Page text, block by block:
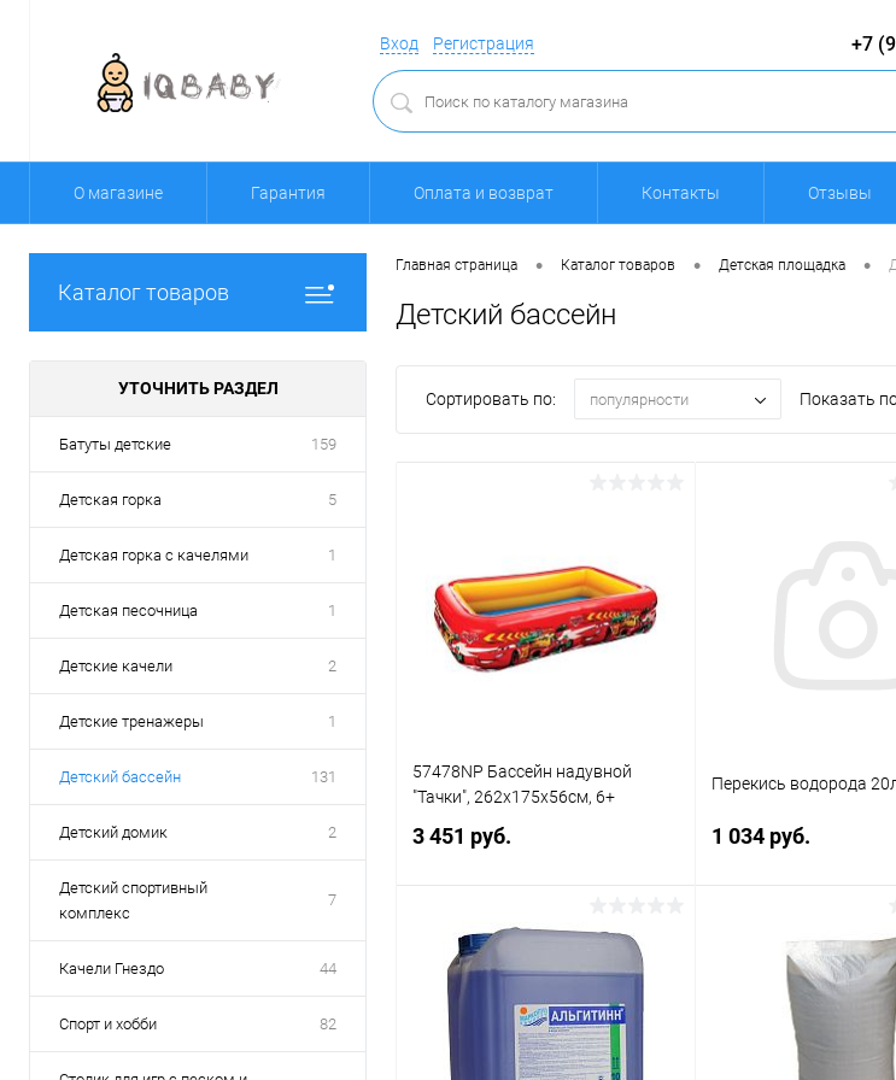
Вход Регистрация +7
О магазине Гарантия Оплата и возврат Контакты Отзывы
Каталог товаров
УТОЧНИТЬ РАЗДЕЛ
Батуты детские 159
Детская горка 5
Детская горка с качелями 1
Детская песочница 1
Детские качели 2
Детские тренажеры 1
Детский бассейн 131
Детский домик 2
Детский спортивный
комплекс
7
Качели Гнездо 44
Спорт и хобби 82
Главная страница • Каталог товаров • Детская площадка •
Детский бассейн
Сортировать по: популярности Показать
57478NP Бассейн надувной
"Тачки", 262х175х56см, 6+
3 451 руб.
Подписаться
Купить в 1 клик Сравнение
В избранное Недоступно
Перекись водорода
1 034 руб.
Купить в 1 клик
В избранное